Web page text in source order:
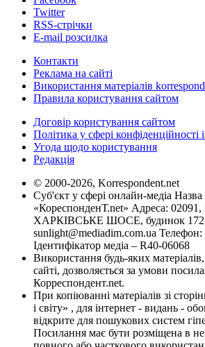
Twitter
RSS-стрічки
E-mail розсилка
Контакти
Реклама на сайті
Використання матеріалів
Правила користування сайтом
Договір користування сайтом
Політика у сфері
Угода щодо користування
Редакція
© 2000-2026, Korrespondent.net
Суб'єкт у сфері онлайн-медіа
«КореспонденТ.net» Адреса: 02091,
ХАРКІВСЬКЕ ШОСЕ, будинок 172-
sunlight@mediadim.com.ua Телефон:
Ідентифікатор медіа – R40-06068
Використання будь-яких
сайті, дозволяється за умови
Корреспондент.net.
При копіюванні матеріалів зі
і світу» , для інтернет - видань -
відкрите для пошукових систем
Посилання має бути розміщена в